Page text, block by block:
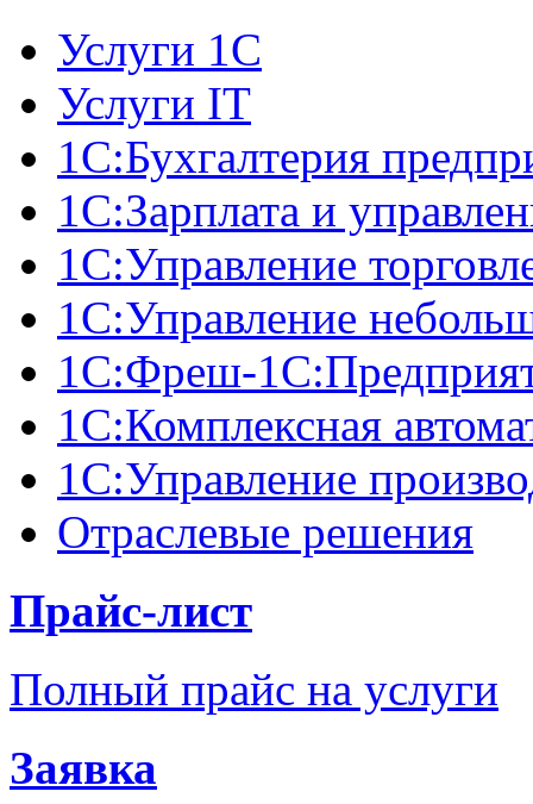
Услуги 1С
Услуги IT
1С:Бухгалтерия
1С:Зарплата и
1С:Управление
1С:Управление
1C:Фреш-
1С:Комплексная
1С:Управление
Отраслевые решения
Прайс-лист
Полный прайс на услуги
Заявка